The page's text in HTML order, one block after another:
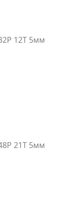
12T 5мм
21T 5мм